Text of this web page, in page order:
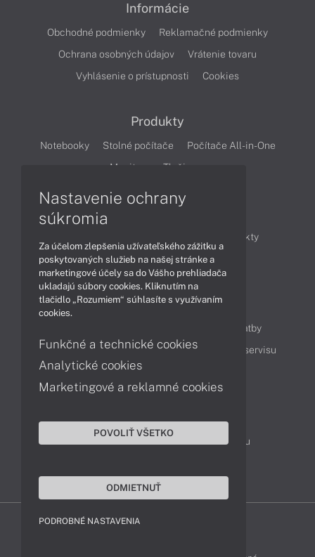
Informácie
Obchodné podmienky
Reklamačné podmienky
Ochrana osobných údajov
Vrátenie tovaru
Vyhlásenie o prístupnosti
Cookies
Produkty
Notebooky Stolné počítače
Počítače All-in-One
Monitory
Tlačiarne
Produkty
Technológie
Videá
Obsah
Možnosti doručenia a platby
Podpora a servis
Servisné služby Cenník servisu
Kontakty
043 4224 771
Obchodné oddelenie
Reklamácia tovaru
Nastavenie ochrany
súkromia
Za účelom zlepšenia užívateľského zážitku a
poskytovaných služieb na našej stránke a
marketingové účely sa do Vášho prehliadača
ukladajú súbory cookies. Kliknutím na
tlačidlo „Rozumiem“ súhlasíte s využívaním
cookies.
Funkčné a technické cookies
Analytické cookies
Marketingové a reklamné cookies
POVOLIŤ VŠETKO
ODMIETNUŤ
PODROBNÉ NASTAVENIA